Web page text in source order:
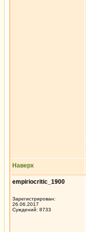
Наверх
empiriocritic_1900
Зарегистрирован:
26.06.2017
Суждений: 8733